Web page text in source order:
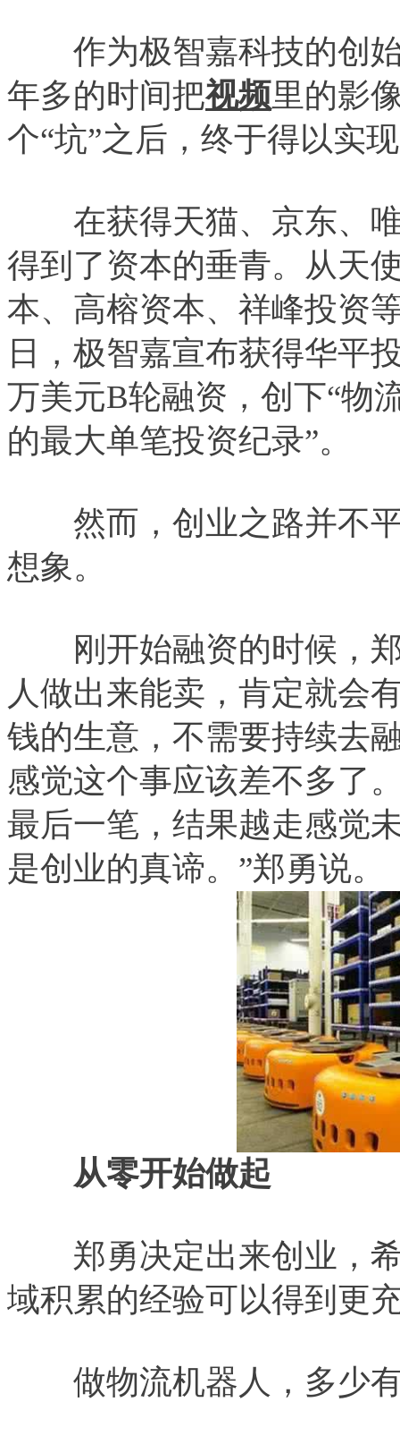
作为极智嘉科技的创始
年多的时间把视频里的影
个“坑”之后，终于得以实
在获得天猫、京东、唯
得到了资本的垂青。从天
本、高榕资本、祥峰投资
日，极智嘉宣布获得华平
万美元B轮融资，创下“物
的最大单笔投资纪录”。
然而，创业之路并不平
想象。
刚开始融资的时候，郑
人做出来能卖，肯定就会
钱的生意，不需要持续去
感觉这个事应该差不多了
最后一笔，结果越走感觉
是创业的真谛。”郑勇说。
从零开始做起
郑勇决定出来创业，希
域积累的经验可以得到更
做物流机器人，多少有